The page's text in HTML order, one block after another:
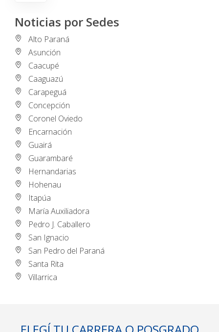
Noticias por Sedes
Alto Paraná
Asunción
Caacupé
Caaguazú
Carapeguá
Concepción
Coronel Oviedo
Encarnación
Guairá
Guarambaré
Hernandarias
Hohenau
Itapúa
María Auxiliadora
Pedro J. Caballero
San Ignacio
San Pedro del Paraná
Santa Rita
Villarrica